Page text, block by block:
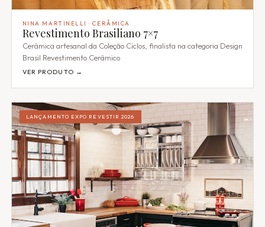
NINA MARTINELLI · CERÂMICA
Revestimento Brasiliano 7×7
Cerâmica artesanal da Coleção Ciclos, finalista na categoria Design
Brasil Revestimento Cerâmico
VER PRODUTO →
LANÇAMENTO EXPO REVESTIR 2026